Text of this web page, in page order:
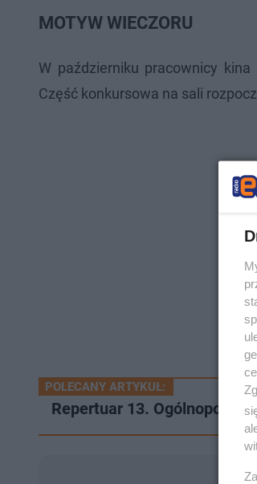
MOTYW WIECZORU
W październiku pracownicy
Część konkursowa na sali
POLECANY ARTYKUŁ:
Repertuar 13.